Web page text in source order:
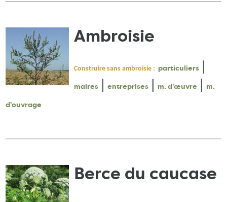
Ambroisie
Construire sans ambroisie : particuliers |
maires |entreprises | m. d'œuvre | m.
d'ouvrage
Berce du caucase